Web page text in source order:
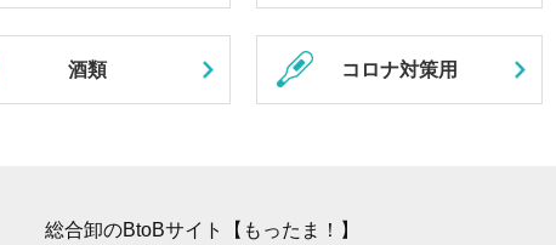
酒類 コロナ対策用
総合卸のBtoBサイト【もったま！】